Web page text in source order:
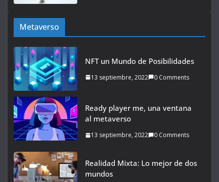
Metaverso
NFT un Mundo de Posibilidades
13 septiembre, 2022 0 Comments
Ready player me, una ventana
al metaverso
13 septiembre, 2022 0 Comments
Realidad Mixta: Lo mejor de dos
mundos